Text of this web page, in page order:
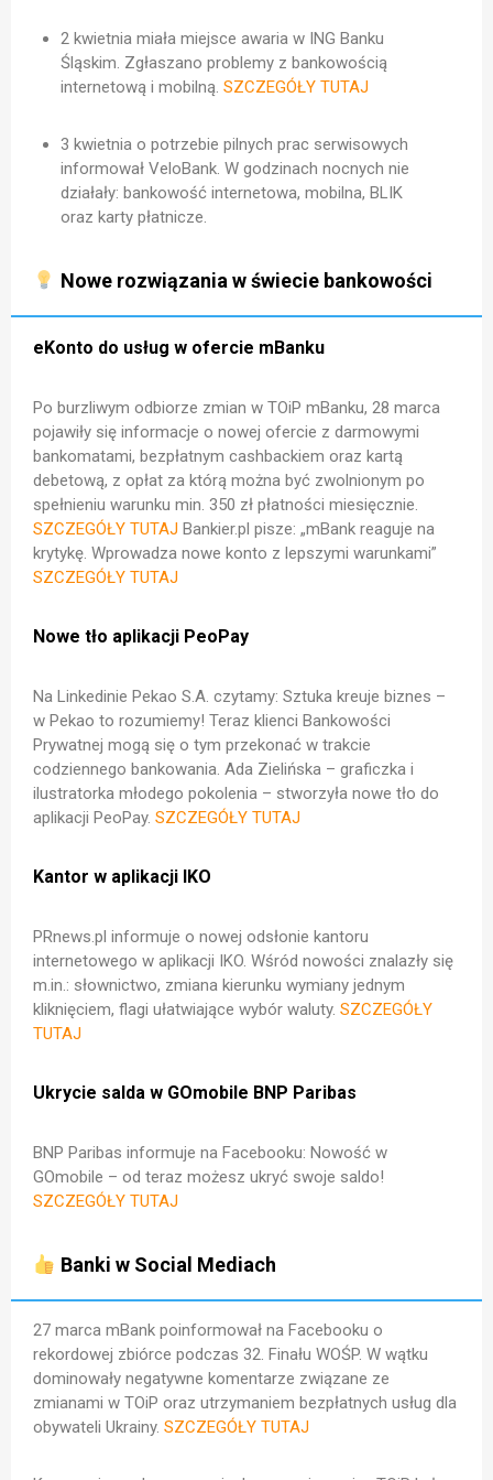
2 kwietnia miała miejsce awaria w ING Banku
Śląskim. Zgłaszano problemy z bankowością
internetową i mobilną. SZCZEGÓŁY TUTAJ
3 kwietnia o potrzebie pilnych prac serwisowych
informował VeloBank. W godzinach nocnych nie
działały: bankowość internetowa, mobilna, BLIK
oraz karty płatnicze.
Nowe rozwiązania w świecie bankowości
eKonto do usług w ofercie mBanku
Po burzliwym odbiorze zmian w TOiP mBanku, 28 marca
pojawiły się informacje o nowej ofercie z darmowymi
bankomatami, bezpłatnym cashbackiem oraz kartą
debetową, z opłat za którą można być zwolnionym po
spełnieniu warunku min. 350 zł płatności miesięcznie.
SZCZEGÓŁY TUTAJ Bankier.pl pisze: „mBank reaguje na
krytykę. Wprowadza nowe konto z lepszymi warunkami”
SZCZEGÓŁY TUTAJ
Nowe tło aplikacji PeoPay
Na Linkedinie Pekao S.A. czytamy: Sztuka kreuje biznes –
w Pekao to rozumiemy! Teraz klienci Bankowości
Prywatnej mogą się o tym przekonać w trakcie
codziennego bankowania. Ada Zielińska – graficzka i
ilustratorka młodego pokolenia – stworzyła nowe tło do
aplikacji PeoPay. SZCZEGÓŁY TUTAJ
Kantor w aplikacji IKO
PRnews.pl informuje o nowej odsłonie kantoru
internetowego w aplikacji IKO. Wśród nowości znalazły się
m.in.: słownictwo, zmiana kierunku wymiany jednym
kliknięciem, flagi ułatwiające wybór waluty. SZCZEGÓŁY
TUTAJ
Ukrycie salda w GOmobile BNP Paribas
BNP Paribas informuje na Facebooku: Nowość w
GOmobile – od teraz możesz ukryć swoje saldo!
SZCZEGÓŁY TUTAJ
Banki w Social Mediach
27 marca mBank poinformował na Facebooku o
rekordowej zbiórce podczas 32. Finału WOŚP. W wątku
dominowały negatywne komentarze związane ze
zmianami w TOiP oraz utrzymaniem bezpłatnych usług dla
obywateli Ukrainy. SZCZEGÓŁY TUTAJ